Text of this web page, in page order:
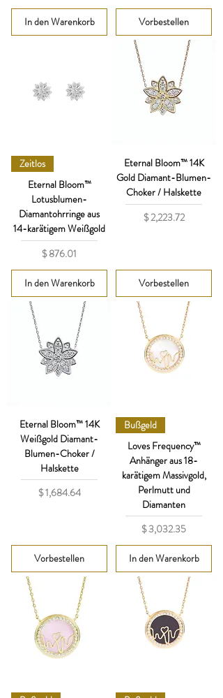
In den Warenkorb Vorbestellen
Zeitlos
Eternal Bloom™
Lotusblumen-
Diamantohrringe aus
14-karätigem Weißgold
Preis
$ 876.01
In den Warenkorb
Eternal Bloom™ 14K
Gold Diamant-Blumen-
Choker / Halskette
Preis
$ 2,223.72
Vorbestellen
Eternal Bloom™ 14K
Weißgold Diamant-
Blumen-Choker /
Halskette
Preis
$ 1,684.64
Vorbestellen
Bußgeld
Loves Frequency™
Anhänger aus 18-
karätigem Massivgold,
Perlmutt und
Diamanten
Preis
$ 3,032.35
In den Warenkorb